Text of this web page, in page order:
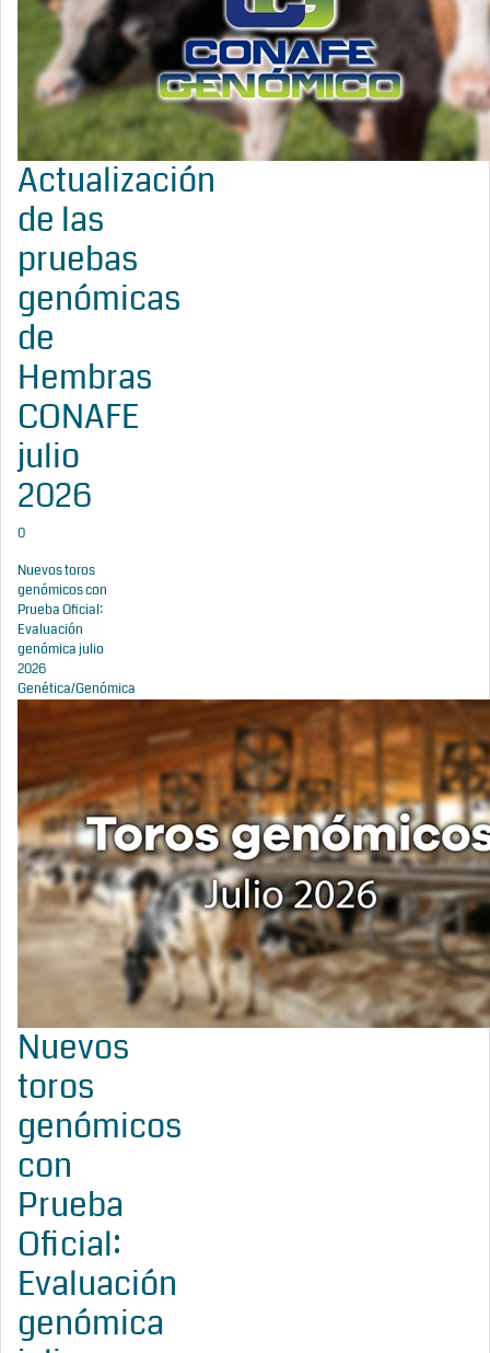
Actualización
de las
pruebas
genómicas
de
Hembras
CONAFE
julio
2026
0
Nuevos toros
genómicos con
Prueba Oficial:
Evaluación
genómica julio
2026
Genética/Genómica
Nuevos
toros
genómicos
con
Prueba
Oficial:
Evaluación
genómica